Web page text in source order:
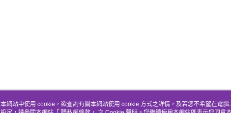
本網站中使用 cookie，欲查詢有關本網站使用 cookie 方式之詳情，及若您不希望在電